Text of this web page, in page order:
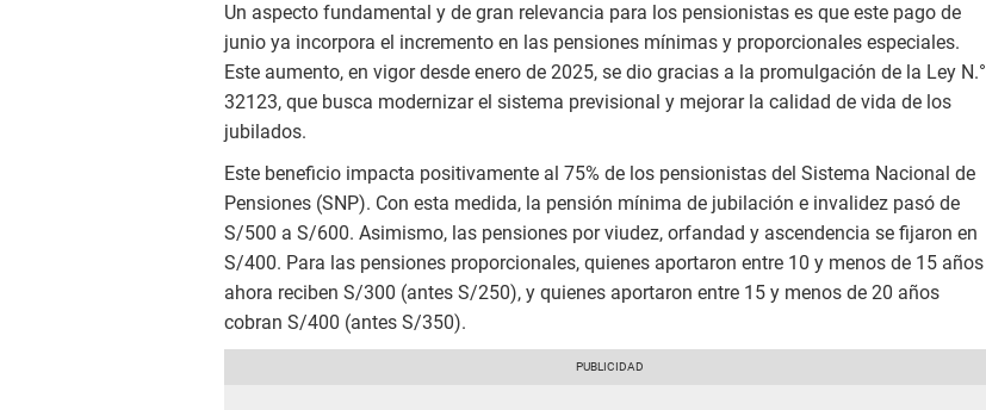
Un aspecto fundamental y de gran relevancia para los pensionistas es que este pago de
junio ya incorpora el incremento en las pensiones mínimas y proporcionales especiales.
Este aumento, en vigor desde enero de 2025, se dio gracias a la promulgación de la Ley N.°
32123, que busca modernizar el sistema previsional y mejorar la calidad de vida de los
jubilados.
Este beneficio impacta positivamente al 75% de los pensionistas del Sistema Nacional de
Pensiones (SNP). Con esta medida, la pensión mínima de jubilación e invalidez pasó de
S/500 a S/600. Asimismo, las pensiones por viudez, orfandad y ascendencia se fijaron en
S/400. Para las pensiones proporcionales, quienes aportaron entre 10 y menos de 15 años
ahora reciben S/300 (antes S/250), y quienes aportaron entre 15 y menos de 20 años
cobran S/400 (antes S/350).